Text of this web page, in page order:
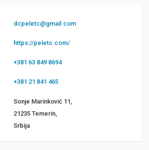
dcpeletc@gmail.com
https://peletc.com/
+381 63 849 8694
+381 21 841 465
Sonje Marinković 11,
21235 Temerin,
Srbija